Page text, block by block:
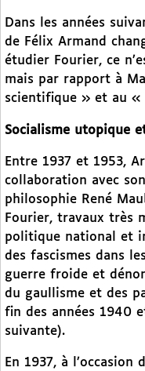
Dans les années
de Félix Armand
étudier Fourier, ce
mais par rapport à
scientifique » et au «
Socialisme utopique
Entre 1937 et 1953,
collaboration avec
philosophie René
Fourier, travaux très
politique national et
des fascismes dans
guerre froide et
du gaullisme et des
fin des années 1940
suivante).
En 1937, à